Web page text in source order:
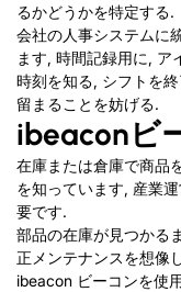
るかどうかを特定する.
会社の人事システムに
ます, 時間記録用に, ア
時刻を知る, シフトを
留まることを妨げる.
ibeaconビ
在庫または倉庫で商品
を知っています, 産業
要です.
部品の在庫が見つかる
正メンテナンスを想像
ibeacon ビーコンを使